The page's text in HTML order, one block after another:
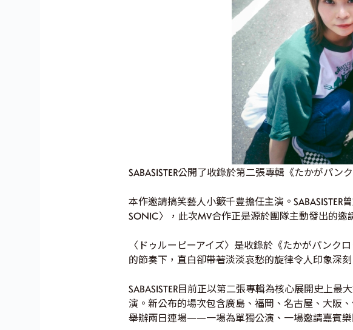
SABASISTER公開了收錄於第二張專輯《たかがパ
本作邀請搞笑藝人小籔千豊擔任主演。
SONIC〉，此次MV合作正是源於團隊主動發出的邀
〈ドゥルーピーアイズ〉是收錄於《たかがパンク
的節奏下，直白卻帶著淡淡哀愁的旋律令人印象深
SABASISTER目前正以第二張專輯為核心展開史上最
演。新公布的場次包含廣島、福岡、名古屋、大阪
舉辦兩日連場——一場為單獨公演、一場邀請嘉賓樂